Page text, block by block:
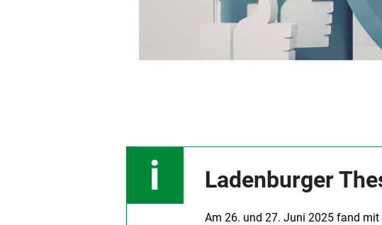
Ladenburger
Am 26. und 27. Juni 2025 fand